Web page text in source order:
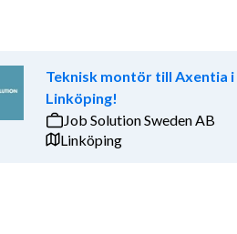
Teknisk montör till Axentia i
Linköping!
Job Solution Sweden AB
Linköping